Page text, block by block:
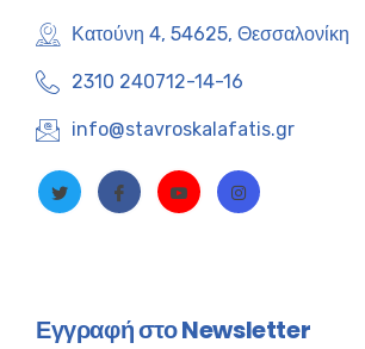
Κατούνη 4, 54625, Θεσσαλονίκη
2310 240712-14-16
info@stavroskalafatis.gr
Εγγραφή στο Newsletter